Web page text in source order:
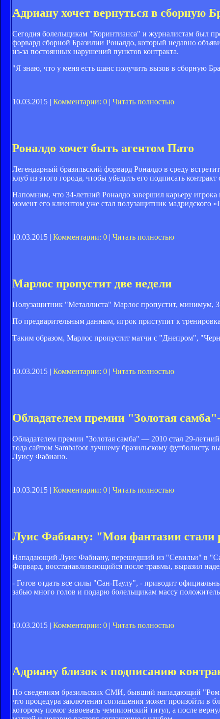
Адриану хочет вернуться в сборную
Сегодня болельщикам "Коринтианса" и журналистам был
форвард сборной Бразилии Роналдо, который недавно
из-за постоянных нарушений пунктов контракта.
"Я знаю, что у меня есть шанс получить вызов в сборную
10.03.2015 | Комментарии: 0 | Читать полностью
Роналдо хочет быть агентом Пато
Легендарный бразильский форвард Роналдо в среду
клуб из этого города, чтобы убедить его подписать
Напомним, что 34-летний Роналдо завершил карьеру
момент его клиентом уже стал полузащитник мадридского
10.03.2015 | Комментарии: 0 | Читать полностью
Марлос пропустит две недели
Полузащитник "Металлиста" Марлос пропустит, минимум,
По предварительным данным, игрок приступит к
Таким образом, Марлос пропустит матчи с "Днепром",
10.03.2015 | Комментарии: 0 | Читать полностью
Обладателем премии "Золотая
Обладателем премии "Золотая самба" — 2010 стал 29-
года сайтом Sambafoot лучшему бразильскому футболисту,
Луису Фабиано.
10.03.2015 | Комментарии: 0 | Читать полностью
Луис Фабиану: "Мои фантазии стали
Нападающий Луис Фабиану, перешедший из "Севильи" в
Форвард, восстанавливающийся после травмы, выразил
- Готов отдать все силы "Сан-Паулу", - приводит
забью много голов и подарю болельщикам массу
10.03.2015 | Комментарии: 0 | Читать полностью
Адриану близок к подписанию
По сведениям бразильских СМИ, бывший нападающий
что процедура заключения соглашения может произойти в
которому помог завоевать чемпионский титул, а после